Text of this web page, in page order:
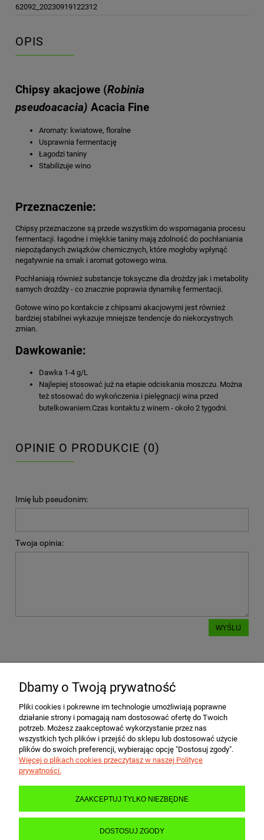
62092_20230919122312
OPIS
Chipsy akacjowe (Robinia
pseudoacacia) Acacia Fine
Aromaty: kwiatowe, floralne
Usprawnia fermentację
Łagodzi taniny
Stabilizuje wino
Przeznaczenie:
Chipsy przeznaczone są przede wszystkim do wspomagania procesu
fermentacji. łagodne i miękkie taniny mają zdolność do pochłaniania
niepożądanych związków chemicznych, które mogłoby wpłynąć
negatywnie na smak i aromat gotowego wina.
Pochłaniają również substancje toksyczne dla drożdzy jak i metabolity
samych drożdży - co znacznie poprawia dynamikę fermentacji.
Gotowe wino po kontakcie z chipsami akacjowymi jest również
bardziej stabilnei wykazuje mniejsze tendencje do niekorzystnych
zmian.
Dawkowanie:
Dawka 1-4 g/L
Najlepiej stosować już na etapie odciskania moszczu. Można
też stosować do wykończenia i pielęgnacji wina przed
butelkowaniem.Czas kontaktu z winem - około 2 tygodni.
OPINIE O PRODUKCIE (0)
Imię lub pseudonim:
Twoja opinia:
WYŚLIJ
POMOC
MOJE KONTO
PŁATNOŚCI I DOSTAWA
INFORMACJE
Dbamy o Twoją prywatność
Pliki cookies i pokrewne im technologie umożliwiają poprawne
działanie strony i pomagają nam dostosować ofertę do Twoich
potrzeb. Możesz zaakceptować wykorzystanie przez nas
wszystkich tych plików i przejść do sklepu lub dostosować użycie
plików do swoich preferencji, wybierając opcję "Dostosuj zgody".
Więcej o plikach cookies przeczytasz w naszej Polityce
prywatności.
ZAAKCEPTUJ TYLKO NIEZBĘDNE
DOSTOSUJ ZGODY